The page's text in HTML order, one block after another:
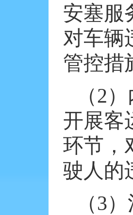
安塞服
对车辆
管控措
（2
开展客
环节，
驶人的
（3